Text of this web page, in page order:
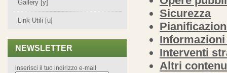
Gallery [y]
Link Utili [u]
NEWSLETTER
inserisci il tuo indirizzo e-mail
Sicurezza
Interventi
Altri